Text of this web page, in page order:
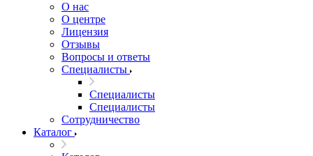
О нас
О центре
Лицензия
Отзывы
Вопросы и ответы
Специалисты
Специалисты
Специалисты
Сотрудничество
Каталог